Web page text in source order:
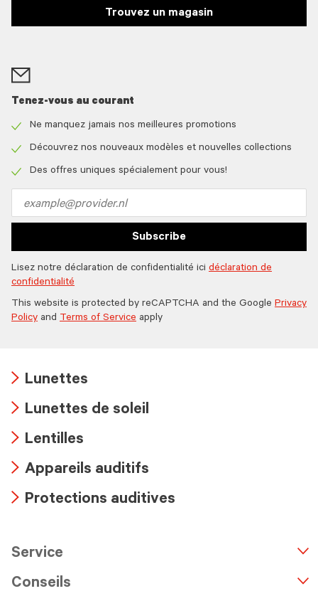
Trouvez un magasin
Tenez-vous au courant
icon
Ne manquez jamais nos meilleures promotions
icon
Découvrez nos nouveaux modèles et nouvelles collections
Des offres uniques spécialement pour vous!
address
Subscribe
Lisez notre déclaration de confidentialité ici déclaration de
confidentialité
This website is protected by reCAPTCHA and the Google Privacy
Policy and Terms of Service apply
icon
Lunettes
icon
Lunettes de soleil
icon
Lentilles
icon
Appareils auditifs
Protections auditives
Service
Conseils